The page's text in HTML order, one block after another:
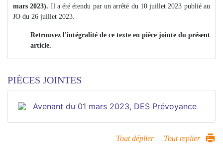
mars 2023). Il a été étendu par un arrêté du 10 juillet 2023 publié au
JO du 26 juillet 2023.
Retrouvez l'intégralité de ce texte en pièce jointe du présent
article.
PIÈCES JOINTES
Avenant du 01 mars 2023, DES Prévoyance
Tout déplier Tout replier